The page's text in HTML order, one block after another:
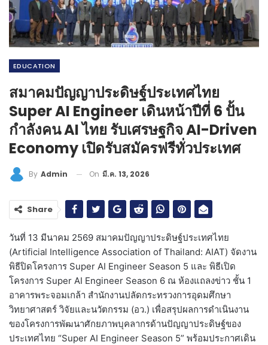
EDUCATION
สมาคมปัญญาประดิษฐ์ประเทศไทย
Super AI Engineer เดินหน้าปีที่ 6 ปั้น
กำลังคน AI ไทย รับเศรษฐกิจ AI-Driven
Economy เปิดรับสมัครฟรีทั่วประเทศ
By Admin On มี.ค. 13, 2026
Share
วันที่ 13 มีนาคม 2569 สมาคมปัญญาประดิษฐ์ประเทศไทย
(Artificial Intelligence Association of Thailand: AIAT) จัดงาน
พิธีปิดโครงการ Super AI Engineer Season 5 และ พิธีเปิด
โครงการ Super AI Engineer Season 6 ณ ห้องแถลงข่าว ชั้น 1
อาคารพระจอมเกล้า สำนักงานปลัดกระทรวงการอุดมศึกษา
วิทยาศาสตร์ วิจัยและนวัตกรรม (อว.) เพื่อสรุปผลการดำเนินงาน
ของโครงการพัฒนาศักยภาพบุคลากรด้านปัญญาประดิษฐ์ของ
ประเทศไทย “Super AI Engineer Season 5” พร้อมประกาศเดิน